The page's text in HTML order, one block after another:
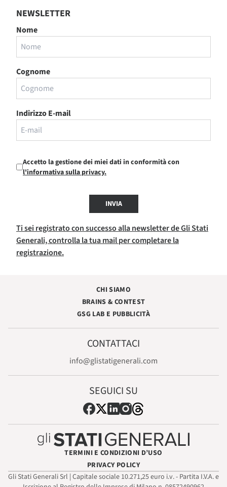
NEWSLETTER
Nome
Cognome
Indirizzo E-mail
Accetto la gestione dei miei dati in conformità con
l'informativa sulla privacy.
INVIA
Ti sei registrato con successo alla newsletter de Gli Stati
Generali, controlla la tua mail per completare la
registrazione.
CHI SIAMO
BRAINS & CONTEST
GSG LAB E PUBBLICITÀ
CONTATTACI
info@glistatigenerali.com
SEGUICI SU
TERMINI E CONDIZIONI D’USO
PRIVACY POLICY
Gli Stati Generali Srl | Capitale sociale 10.271,25 euro i.v. - Partita I.V.A. e